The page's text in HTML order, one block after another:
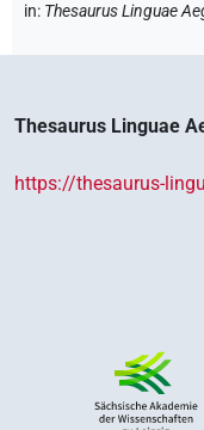
in: Thesaurus Linguae
Thesaurus Linguae
https://thesaurus-